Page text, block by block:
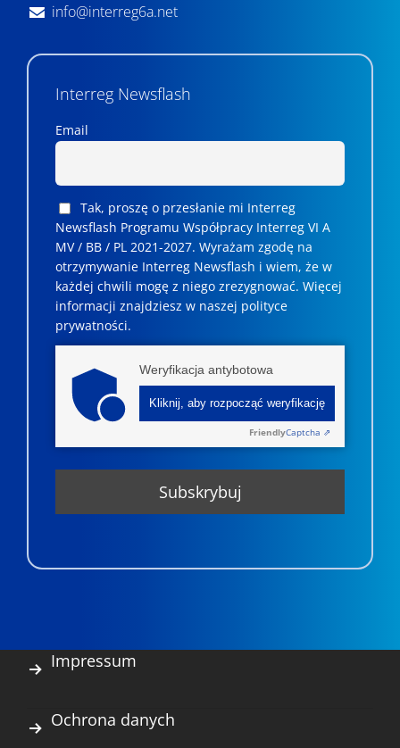
info@interreg6a.net
Interreg Newsflash
Email
Tak, proszę o przesłanie mi Interreg
Newsflash Programu Współpracy Interreg VI A
MV / BB / PL 2021-2027. Wyrażam zgodę na
otrzymywanie Interreg Newsflash i wiem, że w
każdej chwili mogę z niego zrezygnować. ­­Więcej
informacji znajdziesz w naszej polityce
prywatności.
Weryfikacja antybotowa
Kliknij, aby rozpocząć weryfikację
FriendlyCaptcha ⇗
Impressum
Ochrona danych